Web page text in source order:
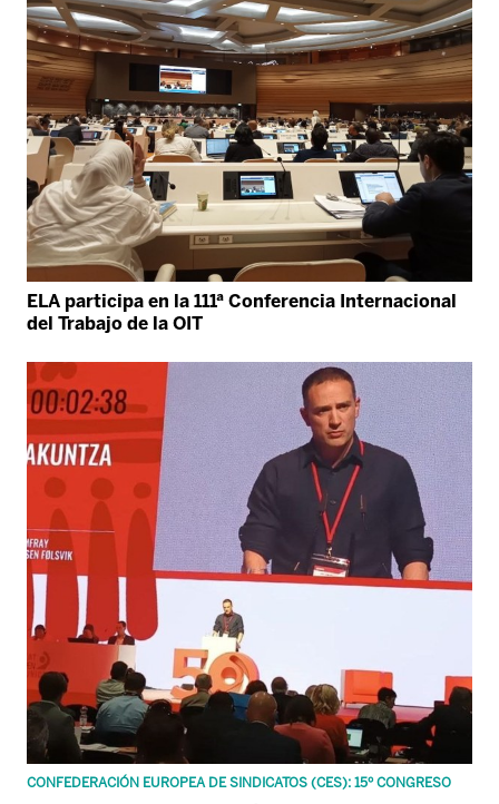
ELA participa en la 111ª Conferencia Internacional
del Trabajo de la OIT
CONFEDERACIÓN EUROPEA DE SINDICATOS (CES): 15º CONGRESO